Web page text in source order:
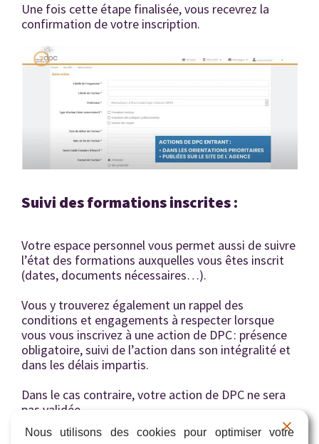
Une fois cette étape finalisée, vous recevrez la
confirmation de votre inscription.
Suivi des formations inscrites :
Votre espace personnel vous permet aussi de suivre
l’état des formations auxquelles vous êtes inscrit
(dates, documents nécessaires…).
Vous y trouverez également un rappel des
conditions et engagements à respecter lorsque
vous vous inscrivez à une action de DPC : présence
obligatoire, suivi de l’action dans son intégralité et
dans les délais impartis.
Dans le cas contraire, votre action de DPC ne sera
pas validée.
Des pénalités pour « insuffisance professionnelle »
Nous utilisons des cookies pour optimiser votre